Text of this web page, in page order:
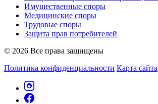
Имущественные споры
Медицинские споры
Трудовые споры
Защита прав потребителей
© 2026 Все права защищены
Политика конфиденциальности Карта сайта